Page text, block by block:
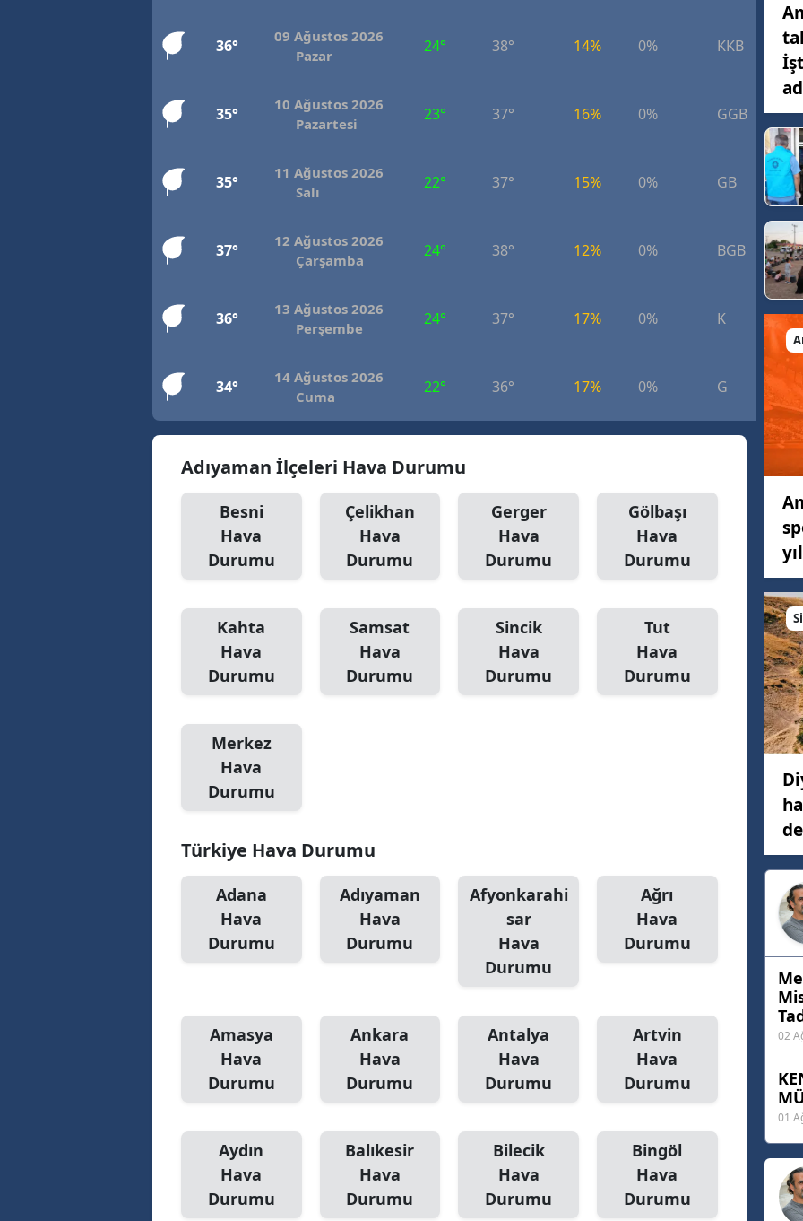
36°
09 Ağustos 2026
Pazar
24° 38° 14% 0% KKB
35°
10 Ağustos 2026
Pazartesi
23° 37° 16% 0% GGB
35°
11 Ağustos 2026
Salı
22° 37° 15% 0% GB
37°
12 Ağustos 2026
Çarşamba
24° 38° 12% 0% BGB
36°
13 Ağustos 2026
Perşembe
24° 37° 17% 0% K
34°
14 Ağustos 2026
Cuma
22° 36° 17% 0% G
Adıyaman İlçeleri Hava Durumu
Besni
Hava
Durumu
Çelikhan
Hava
Durumu
Gerger
Hava
Durumu
Gölbaşı
Hava
Durumu
Kahta
Hava
Durumu
Samsat
Hava
Durumu
Sincik
Hava
Durumu
Tut
Hava
Durumu
Merkez
Hava
Durumu
Türkiye Hava Durumu
Adana
Hava
Durumu
Adıyaman
Hava
Durumu
Afyonkarahi
sar
Hava
Durumu
Ağrı
Hava
Durumu
Amasya
Hava
Durumu
Ankara
Hava
Durumu
Antalya
Hava
Durumu
Artvin
Hava
Durumu
Aydın
Hava
Durumu
Balıkesir
Hava
Durumu
Bilecik
Hava
Durumu
Bingöl
Hava
Durumu
02
01